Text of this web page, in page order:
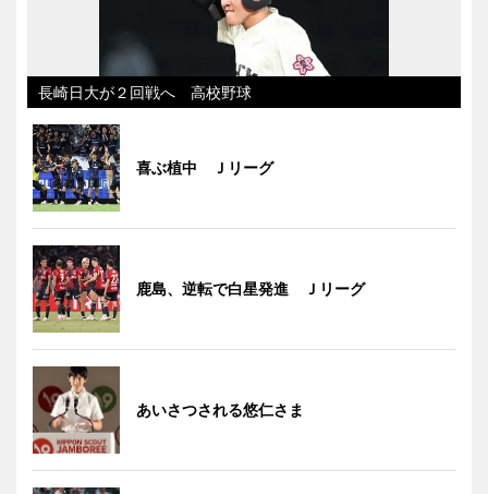
長崎日大が２回戦へ 高校野球
喜ぶ植中 Ｊリーグ
鹿島、逆転で白星発進 Ｊリーグ
あいさつされる悠仁さま